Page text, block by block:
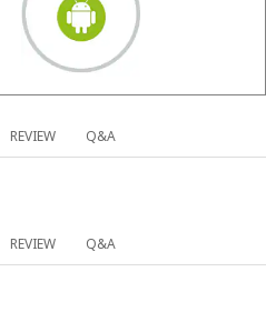
REVIEW Q&A
REVIEW Q&A